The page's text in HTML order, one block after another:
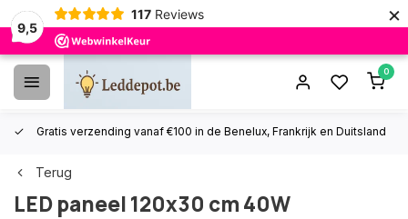
9,5
117 Reviews ×
0
Gratis verzending vanaf €100 in de Benelux, Frankrijk en Duitsland
Terug
LED paneel 120x30 cm 40W